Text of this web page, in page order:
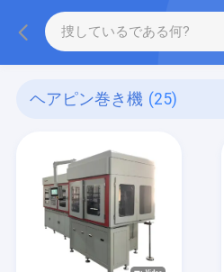
ヘアピン巻き機 (25)